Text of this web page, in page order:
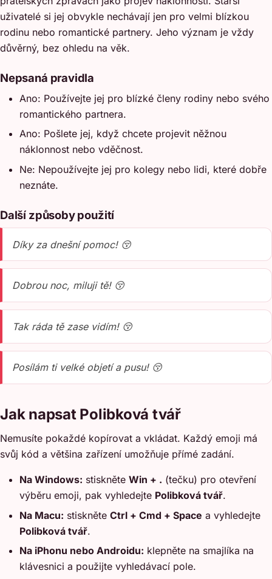
uživatelé si jej obvykle nechávají jen pro velmi blízkou
rodinu nebo romantické partnery. Jeho význam je vždy
důvěrný, bez ohledu na věk.
Nepsaná pravidla
Ano: Používejte jej pro blízké členy rodiny nebo svého
romantického partnera.
Ano: Pošlete jej, když chcete projevit něžnou
náklonnost nebo vděčnost.
Ne: Nepoužívejte jej pro kolegy nebo lidi, které dobře
neznáte.
Další způsoby použití
Díky za dnešní pomoc! 😚
Dobrou noc, miluji tě! 😚
Tak ráda tě zase vidím! 😚
Posílám ti velké objetí a pusu! 😚
Jak napsat Polibková tvář
Nemusíte pokaždé kopírovat a vkládat. Každý emoji má
svůj kód a většina zařízení umožňuje přímé zadání.
Na Windows: stiskněte Win + . (tečku) pro otevření
výběru emoji, pak vyhledejte Polibková tvář.
Na Macu: stiskněte Ctrl + Cmd + Space a vyhledejte
Polibková tvář.
Na iPhonu nebo Androidu: klepněte na smajlíka na
klávesnici a použijte vyhledávací pole.